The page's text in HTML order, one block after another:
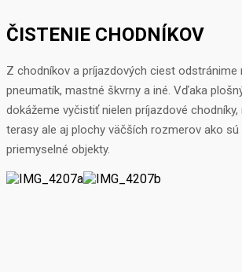
ČISTENIE CHODNÍKOV
Z chodníkov a príjazdových ciest odstránime
pneumatík, mastné škvrny a iné. Vďaka
dokážeme vyčistiť nielen príjazdové
terasy ale aj plochy väčších rozmerov ako sú
priemyselné objekty.